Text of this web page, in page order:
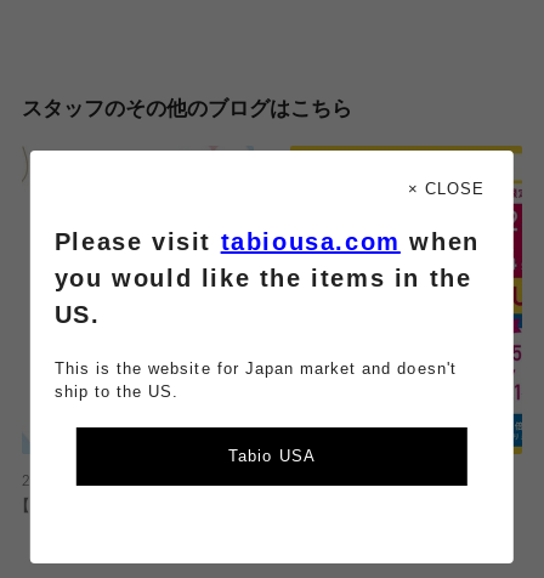
スタッフのその他のブログはこちら
2025.06.30
【閉店のお知らせ】
× CLOSE
Please visit tabiousa.com when
you would like the items in the
US.
This is the website for Japan market and doesn't
ship to the US.
Tabio USA